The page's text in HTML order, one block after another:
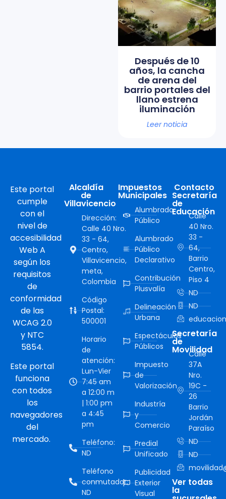
Después de 10
años, la cancha
de arena del
barrio portales del
llano estrena
iluminación
Leer noticia
Este portal
cumple
con el
nivel de
accesibilidad
Web A
según los
requisitos
de
conformidad
de las
WCAG 2.0
y NTC
5854.
Este portal
funciona
con todos
los
navegadores
del
mercado.
Alcaldía
de
Villavicencio
Dirección:
Calle 40 Nro.
33 - 64,
Centro,
Villavicencio,
meta,
Colombia
Código
Postal:
500001
Horario
de
atención:
Lun-Vier
7:45 am
a 12:00 m
| 1:00 pm
a 4:45
pm
Teléfono:
ND
Teléfono
conmutador:
ND
Impuestos
Municipales
Alumbrado
Público
Alumbrado
Público
Declarativo
Contribución
Plusvalía
Delineación
Urbana
Espectáculos
Públicos
Impuesto
de
Valorización
Industría
y
Comercio
Predial
Unificado
Publicidad
Exterior
Visual
Contacto
Secretaría
de
Educación
Calle
40 Nro.
33 -
64,
Barrio
Centro,
Piso 4
ND
ND
Secretaría
de
Movilidad
Calle
37A
Nro.
19C -
26
Barrio
Jordán
Paraíso
ND
ND
Ver todas
la